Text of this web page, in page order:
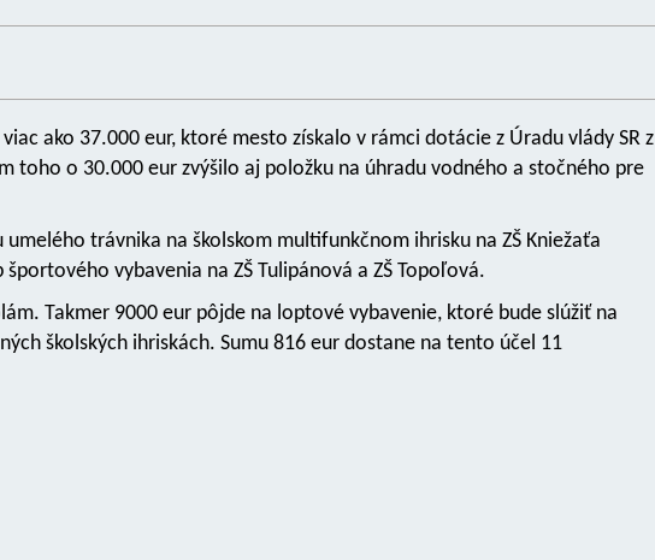
ako 37.000 eur, ktoré mesto získalo v rámci dotácie z Úradu vlády SR z
toho o 30.000 eur zvýšilo aj položku na úhradu vodného a stočného pre
trávnika na školskom multifunkčnom ihrisku na ZŠ Kniežaťa
vybavenia na ZŠ Tulipánová a ZŠ Topoľová.
Takmer 9000 eur pôjde na loptové vybavenie, ktoré bude slúžiť na
školských ihriskách. Sumu 816 eur dostane na tento účel 11